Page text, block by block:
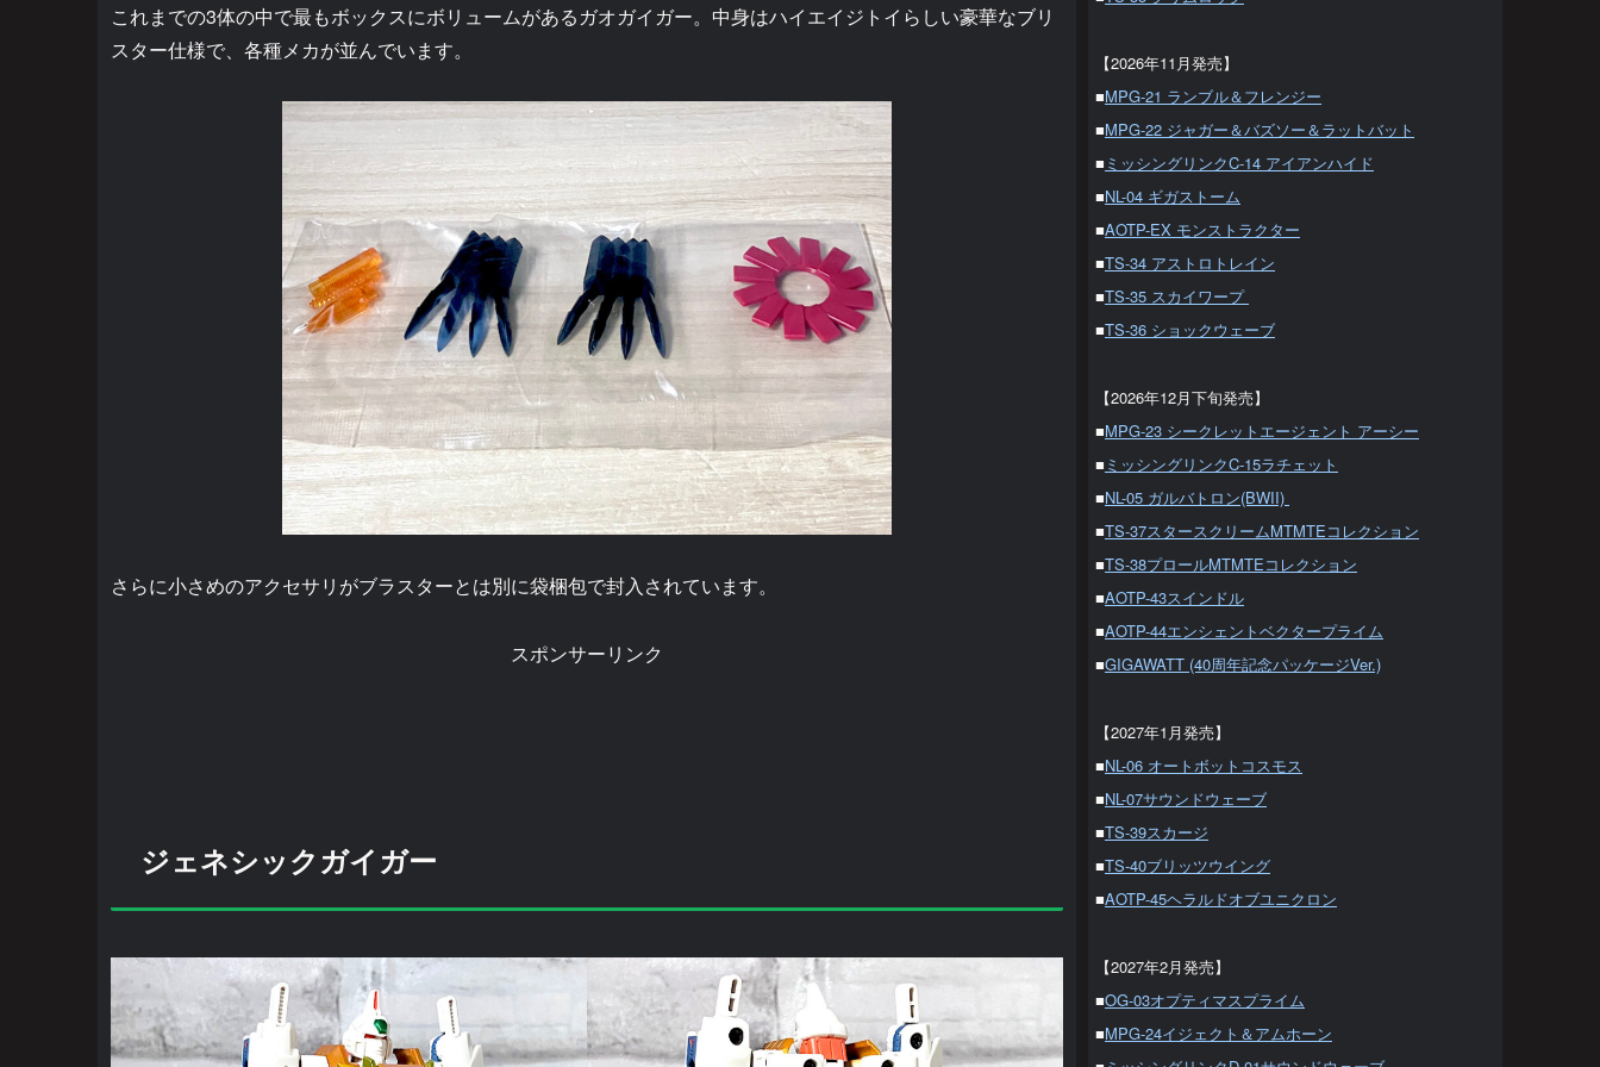
これまでの3体の中で最もボックスにボリュームがあるガオガイガー。中身はハイエイジトイらしい豪華なブリ
スター仕様で、各種メカが並んでいます。
さらに小さめのアクセサリがブラスターとは別に袋梱包で封入されています。
スポンサーリンク
ジェネシックガイガー
【2026年11月発売】
■MPG-21 ランブル＆フレンジー
■MPG-22 ジャガー＆バズソー＆ラットバット
■ ミッシングリンクC-14 アイアンハイド
■NL-04 ギガストーム
■AOTP-EX モンストラクター
■TS-34 アストロトレイン
■TS-35 スカイワープ
■TS-36 ショックウェーブ
【2026年12月下旬発売】
■MPG-23 シークレットエージェント アーシー
■ ミッシングリンクC-15ラチェット
■NL-05 ガルバトロン(BWII)
■TS-37スタースクリームMTMTEコレクション
■TS-38プロールMTMTEコレクション
■AOTP-43スインドル
■AOTP-44エンシェントベクタープライム
■GIGAWATT (40周年記念パッケージVer.)
【2027年1月発売】
■NL-06 オートボットコスモス
■NL-07サウンドウェーブ
■TS-39スカージ
■TS-40ブリッツウイング
■AOTP-45ヘラルドオブユニクロン
【2027年2月発売】
■OG-03オプティマスプライム
■MPG-24イジェクト＆アムホーン